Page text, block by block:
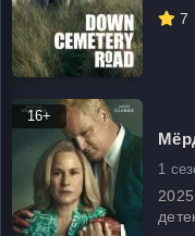
7
16+
1